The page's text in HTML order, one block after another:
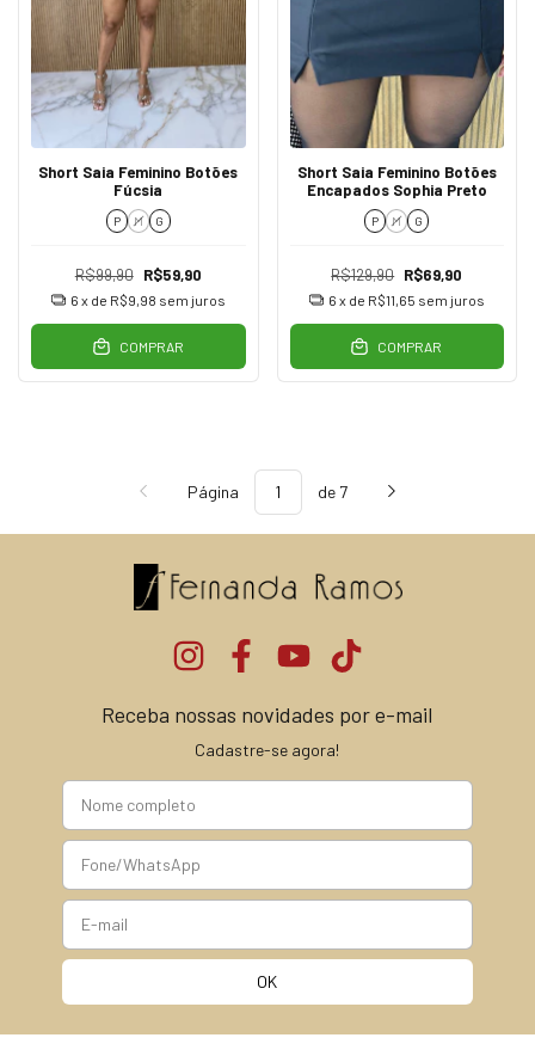
Short Saia Feminino Botões
Fúcsia
P M G
R$99,90 R$59,90
6 x de R$9,98 sem juros
COMPRAR
Short Saia Feminino Botões
Encapados Sophia Preto
P M G
R$129,90 R$69,90
6 x de R$11,65 sem juros
COMPRAR
Página de 7
Receba nossas novidades por e-mail
Cadastre-se agora!